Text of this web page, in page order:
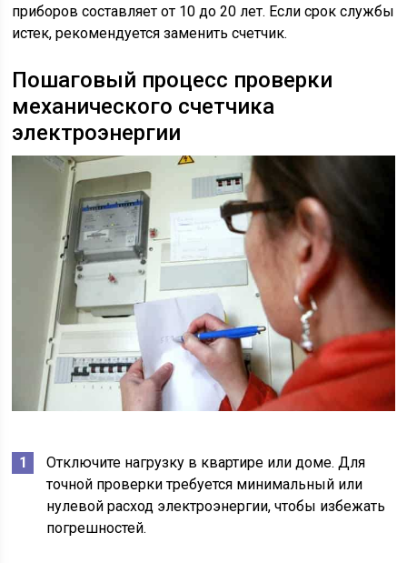
приборов составляет от 10 до 20 лет. Если срок службы
истек, рекомендуется заменить счетчик.
Пошаговый процесс проверки
механического счетчика
электроэнергии
Отключите нагрузку в квартире или доме. Для
точной проверки требуется минимальный или
нулевой расход электроэнергии, чтобы избежать
погрешностей.